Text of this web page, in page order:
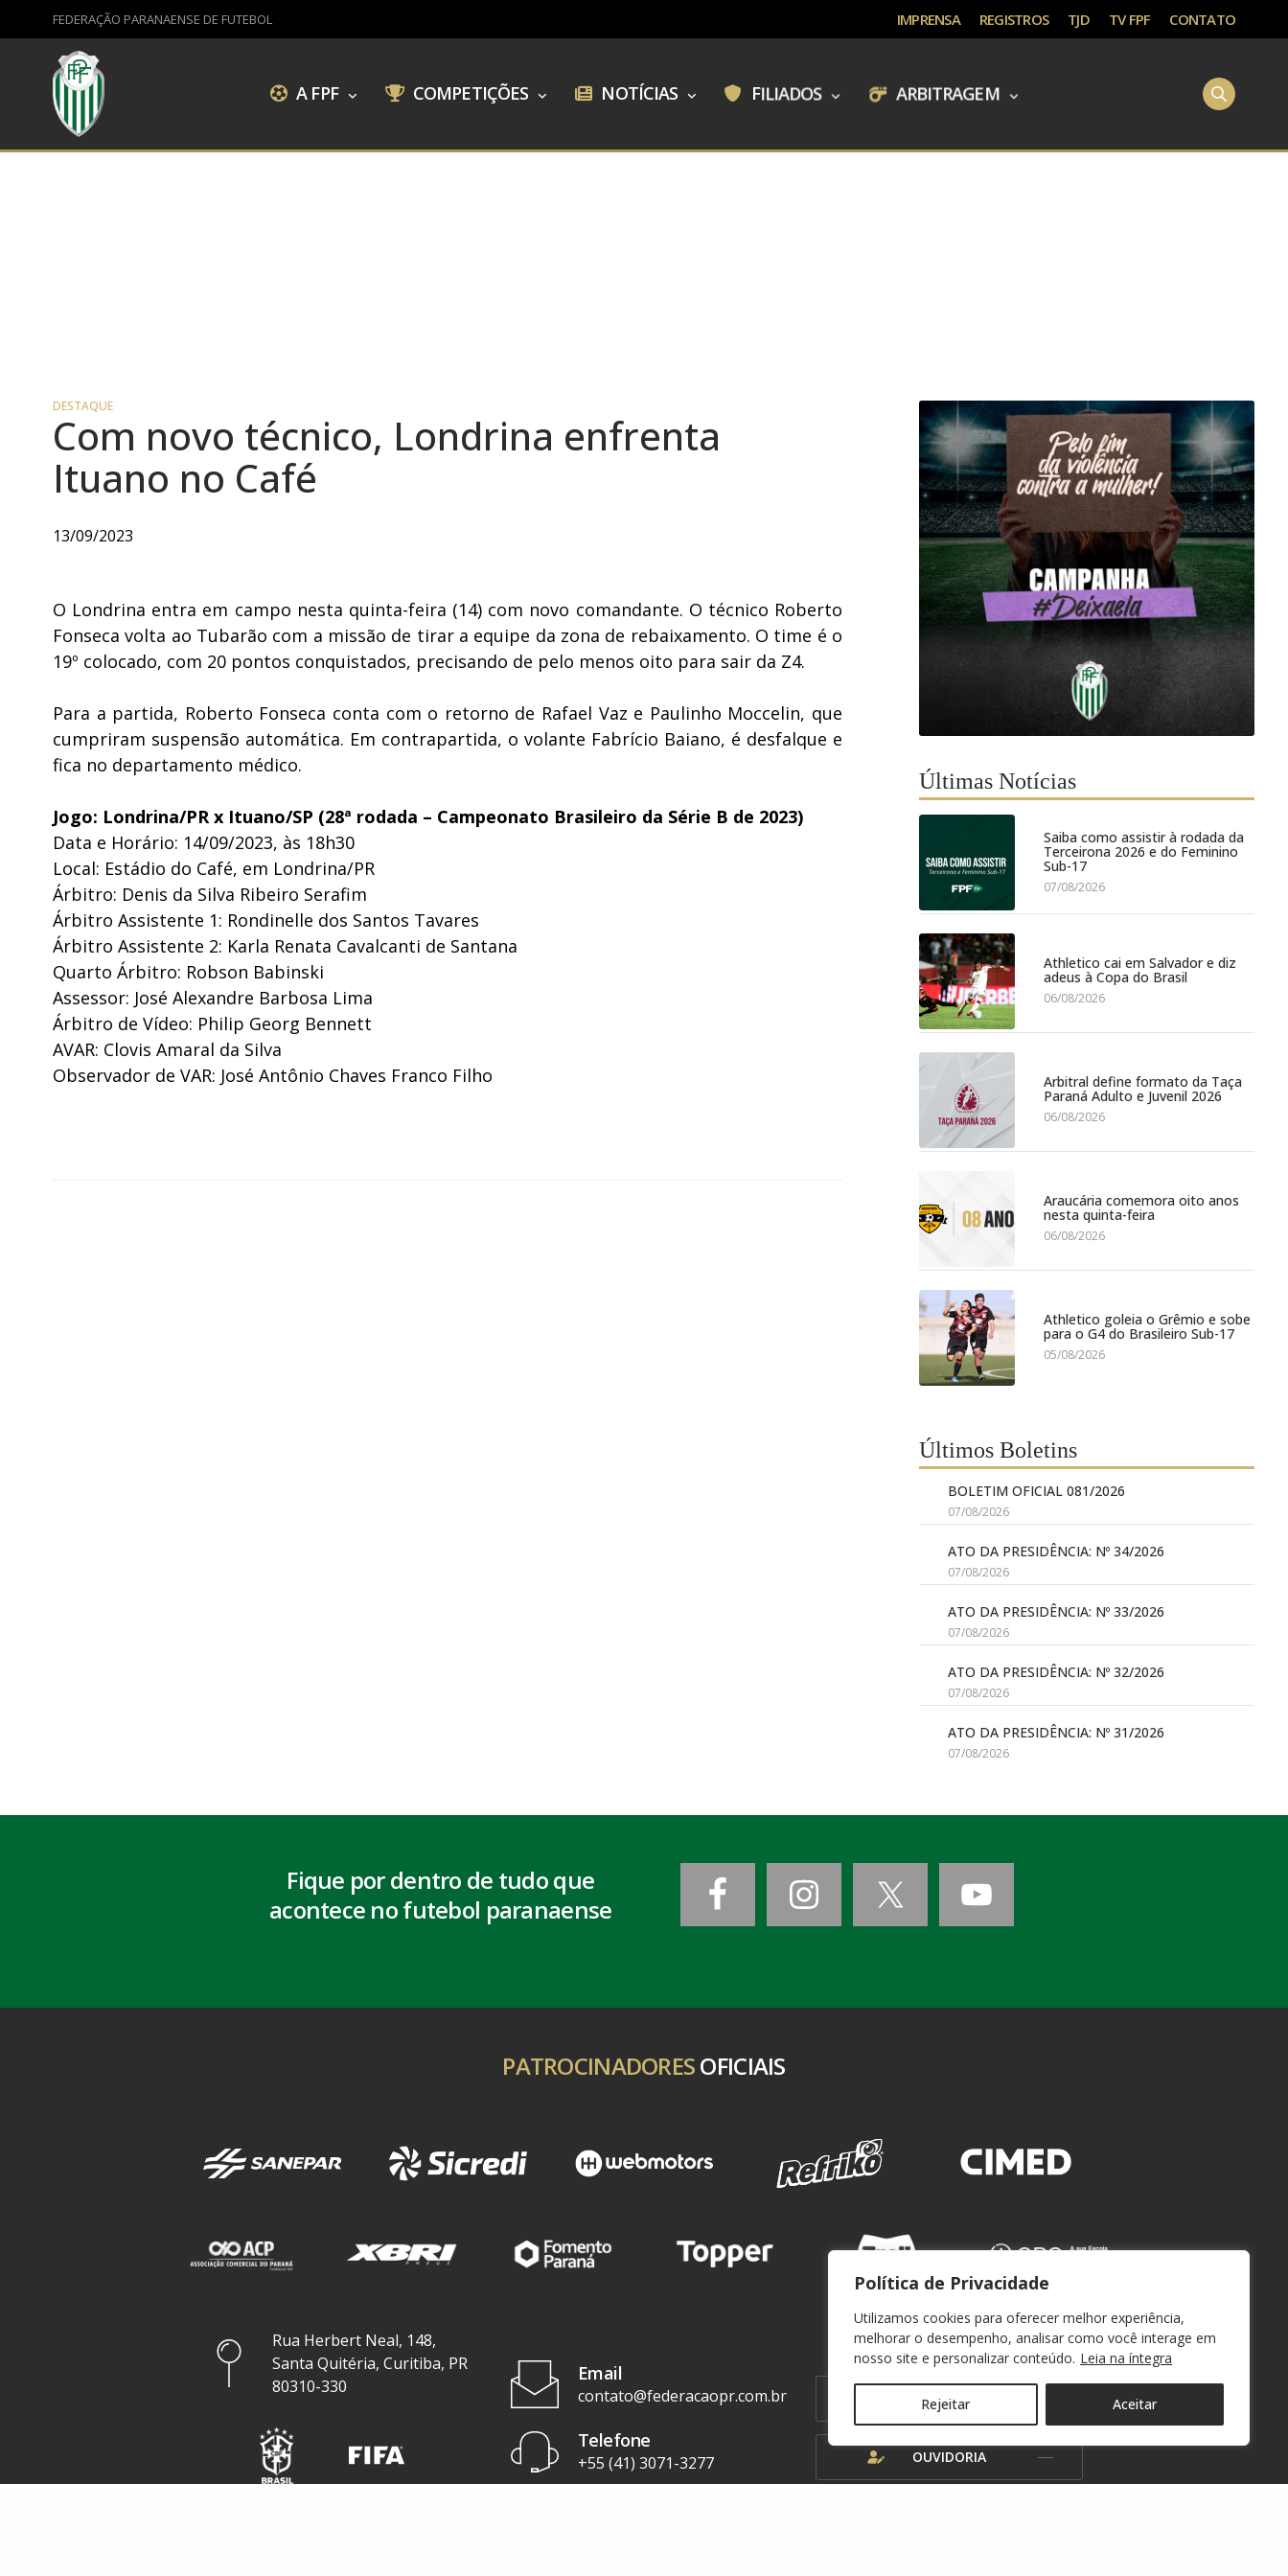
Política de Privacidade
Utilizamos cookies para oferecer melhor experiência,
melhorar o desempenho, analisar como você interage em
nosso site e personalizar conteúdo. Leia na íntegra
Rejeitar Aceitar
FEDERAÇÃO PARANAENSE DE FUTEBOL IMPRENSA REGISTROS TJD TV FPF CONTATO
A FPF COMPETIÇÕES NOTÍCIAS FILIADOS ARBITRAGEM
DESTAQUE
Com novo técnico, Londrina enfrenta
Ituano no Café
13/09/2023
O Londrina entra em campo nesta quinta-feira (14) com novo comandante. O técnico Roberto
Fonseca volta ao Tubarão com a missão de tirar a equipe da zona de rebaixamento. O time é o
19º colocado, com 20 pontos conquistados, precisando de pelo menos oito para sair da Z4.
Para a partida, Roberto Fonseca conta com o retorno de Rafael Vaz e Paulinho Moccelin, que
cumpriram suspensão automática. Em contrapartida, o volante Fabrício Baiano, é desfalque e
fica no departamento médico.
Jogo: Londrina/PR x Ituano/SP (28ª rodada – Campeonato Brasileiro da Série B de 2023)
Data e Horário: 14/09/2023, às 18h30
Local: Estádio do Café, em Londrina/PR
Árbitro: Denis da Silva Ribeiro Serafim
Árbitro Assistente 1: Rondinelle dos Santos Tavares
Árbitro Assistente 2: Karla Renata Cavalcanti de Santana
Quarto Árbitro: Robson Babinski
Assessor: José Alexandre Barbosa Lima
Árbitro de Vídeo: Philip Georg Bennett
AVAR: Clovis Amaral da Silva
Observador de VAR: José Antônio Chaves Franco Filho
Últimas Notícias
Saiba como assistir à rodada da
Terceirona 2026 e do Feminino
Sub-17
07/08/2026
Athletico cai em Salvador e diz
adeus à Copa do Brasil
06/08/2026
Arbitral define formato da Taça
Paraná Adulto e Juvenil 2026
06/08/2026
Araucária comemora oito anos
nesta quinta-feira
06/08/2026
Athletico goleia o Grêmio e sobe
para o G4 do Brasileiro Sub-17
05/08/2026
Últimos Boletins
BOLETIM OFICIAL 081/2026
07/08/2026
ATO DA PRESIDÊNCIA: Nº 34/2026
07/08/2026
ATO DA PRESIDÊNCIA: Nº 33/2026
07/08/2026
ATO DA PRESIDÊNCIA: Nº 32/2026
07/08/2026
ATO DA PRESIDÊNCIA: Nº 31/2026
07/08/2026
Fique por dentro de tudo que
acontece no futebol paranaense
PATROCINADORESOFICIAIS
Rua Herbert Neal, 148,
Santa Quitéria, Curitiba, PR
80310-330
Email
contato@federacaopr.com.br
Telefone
+55 (41) 3071-3277
WEBMAIL
OUVIDORIA